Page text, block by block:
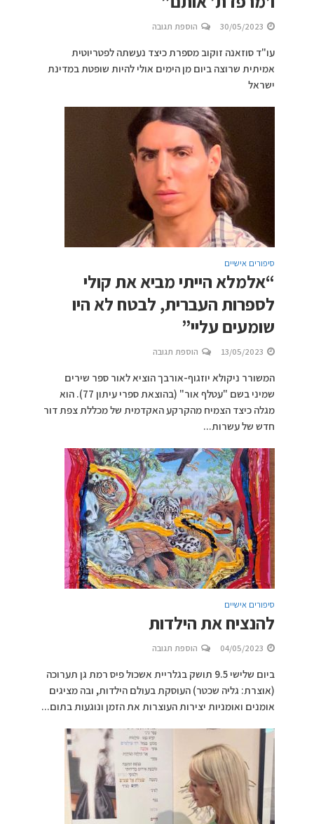
30/05/2023 הוספת תגובה
עו"ד סוזאנה זוקוב מספרת כיצד נעשתה לפטריוטית
אמיתית שרוצה ביום מן הימים אולי להיות שופטת במדינת
ישראל
סיפורים אישיים
“אלמלא הייתי מביא את קולי
לספרות העברית, לבטח לא היו
שומעים עליי”
13/05/2023 הוספת תגובה
המשורר ניקולא יוזגוף-אורבך הוציא לאור ספר שירים
שמיני בשם "עטלף אור" (בהוצאת ספרי עיתון 77). הוא
מגלה כיצד הצמיח מהקרקע האקדמית של מכללת צפת דור
חדש של עשרות...
סיפורים אישיים
להנציח את הילדות
04/05/2023 הוספת תגובה
ביום שלישי 9.5 תושק בגלריית אשכול פיס רמת גן תערוכה
(אוצרת: גליה שכטר) העוסקת בעולם הילדות, ובה מציגים
אומנים ואומניות יצירות העוצרות את הזמן ונוגעות בתום...